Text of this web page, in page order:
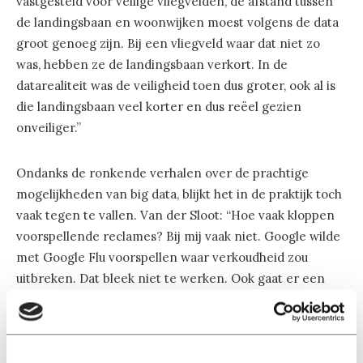
de landingsbaan en woonwijken moest volgens de data
groot genoeg zijn. Bij een vliegveld waar dat niet zo
was, hebben ze de landingsbaan verkort. In de
datarealiteit was de veiligheid toen dus groter, ook al is
die landingsbaan veel korter en dus reëel gezien
onveiliger.”
Ondanks de ronkende verhalen over de prachtige
mogelijkheden van big data, blijkt het in de praktijk toch
vaak tegen te vallen. Van der Sloot: “Hoe vaak kloppen
voorspellende reclames? Bij mij vaak niet. Google wilde
met Google Flu voorspellen waar verkoudheid zou
uitbreken. Dat bleek niet te werken. Ook gaat er een
verhaal over de zwarte weduwes in Tsjetsjenië, vrouwen
van gedode strijders die zelf aanslagen pleegden. Het